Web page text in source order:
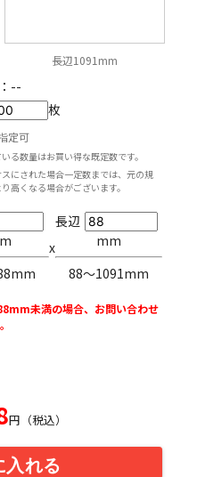
長辺1091mm
--
枚
定可
る数量はお買い得な既定数です。
にされた場合一定数までは、元の規
高くなる場合がございます。
x
長辺
mm
88〜1091mm
未満の場合、お問い合わせ
円（税込）
入れる